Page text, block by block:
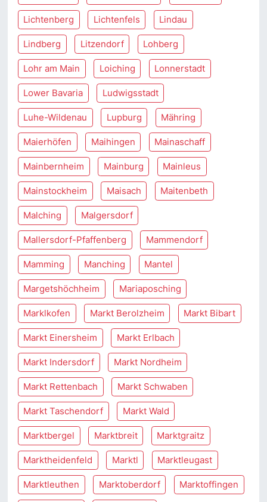
Lichtenberg Lichtenfels Lindau
Lindberg Litzendorf Lohberg
Lohr am Main Loiching Lonnerstadt
Lower Bavaria Ludwigsstadt
Luhe-Wildenau Lupburg Mähring
Maierhöfen Maihingen Mainaschaff
Mainbernheim Mainburg Mainleus
Mainstockheim Maisach Maitenbeth
Malching Malgersdorf
Mallersdorf-Pfaffenberg Mammendorf
Mamming Manching Mantel
Margetshöchheim Mariaposching
Marklkofen Markt Berolzheim Markt Bibart
Markt Einersheim Markt Erlbach
Markt Indersdorf Markt Nordheim
Markt Rettenbach Markt Schwaben
Markt Taschendorf Markt Wald
Marktbergel Marktbreit Marktgraitz
Marktheidenfeld Marktl Marktleugast
Marktleuthen Marktoberdorf Marktoffingen